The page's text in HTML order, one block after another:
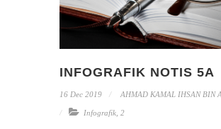
INFOGRAFIK NOTIS 5A
16 Dec 2019 AHMAD KAMAL IHSAN BIN
Infografik 2